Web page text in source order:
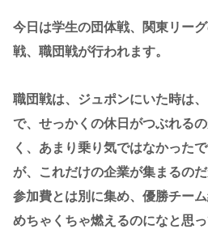
今日は学生の団体戦、関東リー
戦、職団戦が行われます。
職団戦は、ジュポンにいた時は
で、せっかくの休日がつぶれる
く、あまり乗り気ではなかった
が、これだけの企業が集まるの
参加費とは別に集め、優勝チー
めちゃくちゃ燃えるのになと思っ